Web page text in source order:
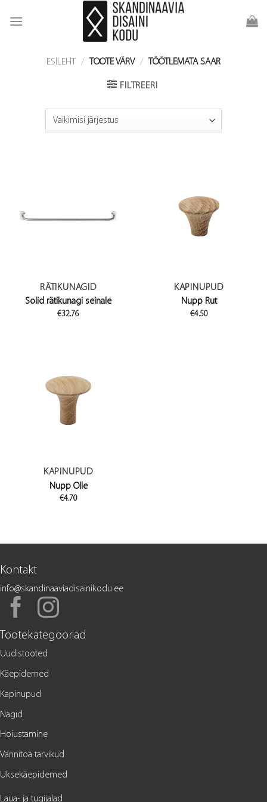
ESILEHT / TOOTE VÄRV / TÖÖTLEMATA SAAR
FILTREERI
RÄTIKUNAGID
Solid rätikunagi seinale
€32.76
KAPINUPUD
Nupp Rut
€4.50
KAPINUPUD
Nupp Olle
€4.70
Kontakt
info@skandinaaviadisainikodu.ee
Tootekategooriad
Uudistooted
Käepidemed
Kapinupud
Nagid
Hoiustamine
Vannitoa tarvikud
Uksekäepidemed
Laua- ja tugijalad